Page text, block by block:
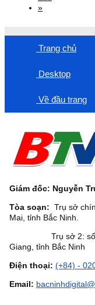
»
Trang chủ
Desktop
Về đầu trang
Giám đốc: Nguyễn
Tòa soạn: Trụ sở
Mai, tỉnh Bắc Ninh.
Trụ sở 2: số 49
Giang, tỉnh Bắc Ninh
Điện thoại: (+84) -
Email: